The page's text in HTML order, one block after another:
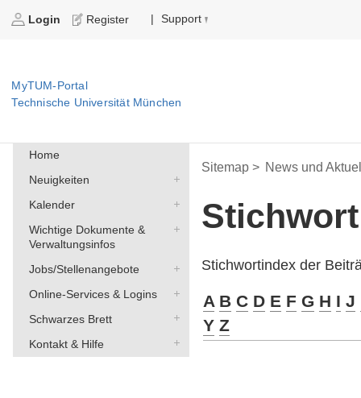
Login Register | Support
MyTUM-Portal
Technische Universität München
Home
Neuigkeiten
Kalender
Wichtige Dokumente &
Verwaltungsinfos
Jobs/Stellenangebote
Online-Services & Logins
Schwarzes Brett
Kontakt & Hilfe
Sitemap > News und
Stichwortindex der
A B C D E F G H I J
Y Z